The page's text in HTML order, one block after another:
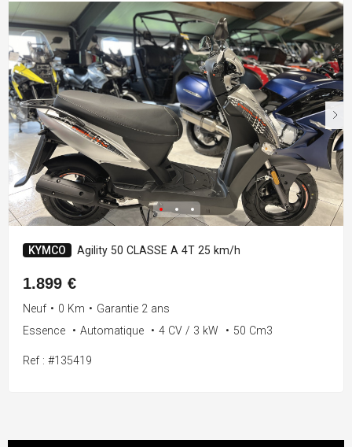
KYMCO Agility 50 CLASSE A 4T 25 km/h
1.899 €
Neuf • 0 Km • Garantie 2 ans
Essence
• Automatique • 4 CV / 3 kW • 50 Cm3
Ref : #135419